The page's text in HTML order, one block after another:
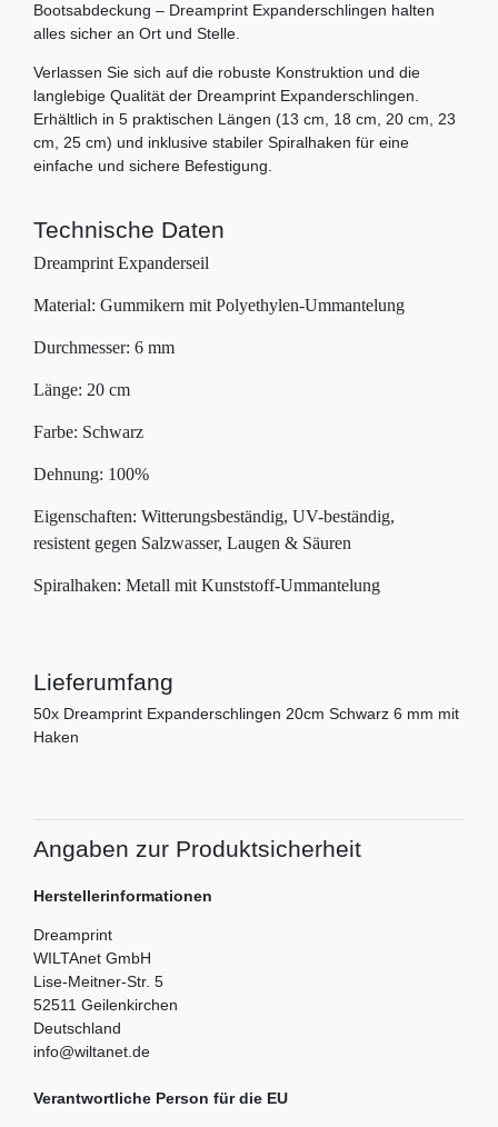
Bootsabdeckung – Dreamprint Expanderschlingen halten
alles sicher an Ort und Stelle.
Verlassen Sie sich auf die robuste Konstruktion und die
langlebige Qualität der Dreamprint Expanderschlingen.
Erhältlich in 5 praktischen Längen (13 cm, 18 cm, 20 cm, 23
cm, 25 cm) und inklusive stabiler Spiralhaken für eine
einfache und sichere Befestigung.
Technische Daten
Dreamprint Expanderseil
Material: Gummikern mit Polyethylen-Ummantelung
Durchmesser: 6 mm
Länge: 20 cm
Farbe: Schwarz
Dehnung: 100%
Eigenschaften: Witterungsbeständig, UV-beständig,
resistent gegen Salzwasser, Laugen & Säuren
Spiralhaken: Metall mit Kunststoff-Ummantelung
Lieferumfang
50x Dreamprint Expanderschlingen 20cm Schwarz 6 mm mit
Haken
Angaben zur Produktsicherheit
Herstellerinformationen
Dreamprint
WILTAnet GmbH
Lise-Meitner-Str. 5
52511 Geilenkirchen
Deutschland
info@wiltanet.de
Verantwortliche Person für die EU